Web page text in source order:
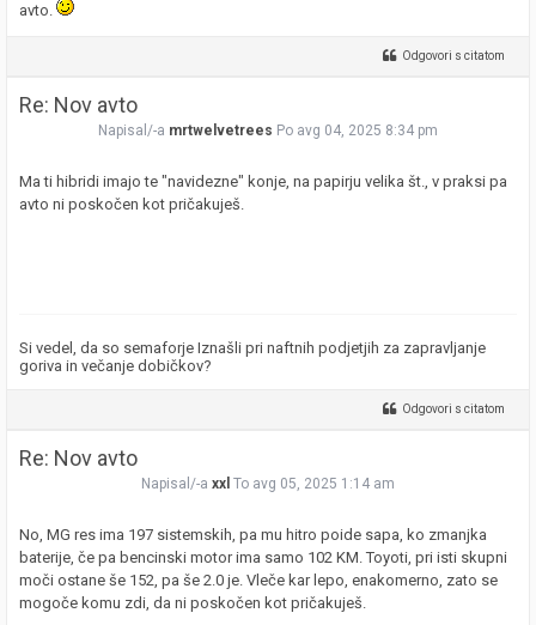
avto.
Odgovori s citatom
Re: Nov avto
Napisal/-a mrtwelvetrees Po avg 04, 2025 8:34 pm
Ma ti hibridi imajo te "navidezne" konje, na papirju velika št., v praksi pa
avto ni poskočen kot pričakuješ.
Si vedel, da so semaforje Iznašli pri naftnih podjetjih za zapravljanje
goriva in večanje dobičkov?
Odgovori s citatom
Re: Nov avto
Napisal/-a xxl To avg 05, 2025 1:14 am
No, MG res ima 197 sistemskih, pa mu hitro poide sapa, ko zmanjka
baterije, če pa bencinski motor ima samo 102 KM. Toyoti, pri isti skupni
moči ostane še 152, pa še 2.0 je. Vleče kar lepo, enakomerno, zato se
mogoče komu zdi, da ni poskočen kot pričakuješ.